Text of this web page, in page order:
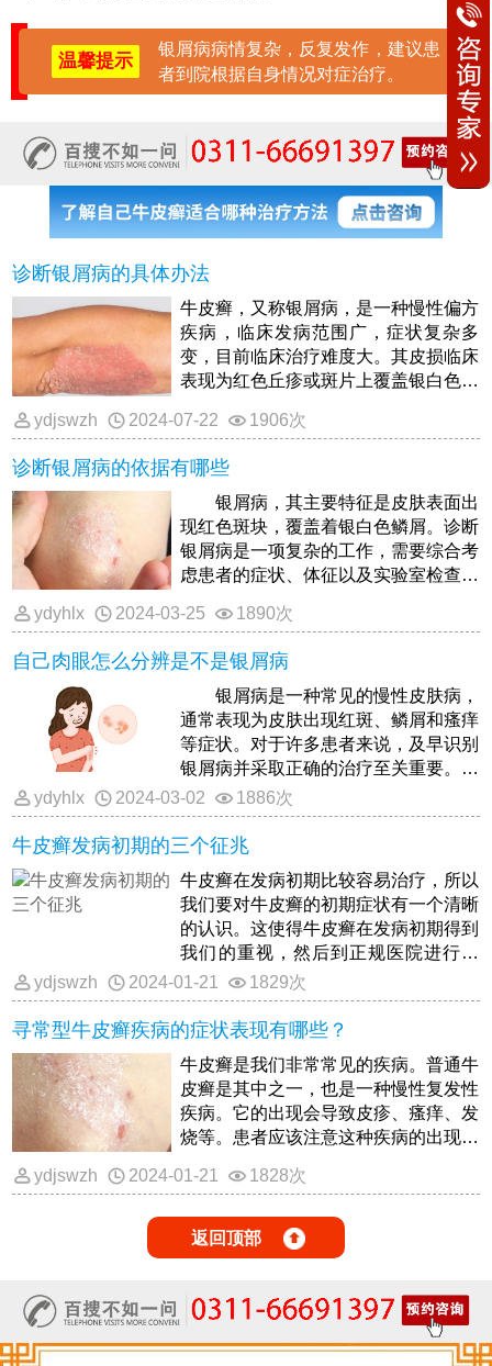
温馨提示
银屑病病情复杂，反复发作，建议患
者到院根据自身情况对症治疗。
诊断银屑病的具体办法
牛皮癣，又称银屑病，是一种慢性偏方
疾病，临床发病范围广，症状复杂多
变，目前临床治疗难度大。其皮损临床
表现为红色丘疹或斑片上覆盖银白色多
部。同时也是一种常见的慢性炎症性皮
屑病有明显的季节性，大多数患者的病
情在春季和冬季加重，在夏季缓解。
ydjswzh 2024-07-22 1906次
诊断银屑病的依据有哪些
银屑病，其主要特征是皮肤表面出
现红色斑块，覆盖着银白色鳞屑。诊断
银屑病是一项复杂的工作，需要综合考
虑患者的症状、体征以及实验室检查结
ydyhlx 2024-03-25 1890次
自己肉眼怎么分辨是不是银屑病
银屑病是一种常见的慢性皮肤病，
通常表现为皮肤出现红斑、鳞屑和瘙痒
等症状。对于许多患者来说，及早识别
银屑病并采取正确的治疗至关重要。虽
然最好由专业医生进行确诊，但有
ydyhlx 2024-03-02 1886次
牛皮癣发病初期的三个征兆
牛皮癣在发病初期比较容易治疗，所以
我们要对牛皮癣的初期症状有一个清晰
的认识。这使得牛皮癣在发病初期得到
我们的重视，然后到正规医院进行治
疗。
ydjswzh 2024-01-21 1829次
寻常型牛皮癣疾病的症状表现有哪些？
牛皮癣是我们非常常见的疾病。普通牛
皮癣是其中之一，也是一种慢性复发性
疾病。它的出现会导致皮疹、瘙痒、发
烧等。患者应该注意这种疾病的出现。
的症状。
ydjswzh 2024-01-21 1828次
返回顶部